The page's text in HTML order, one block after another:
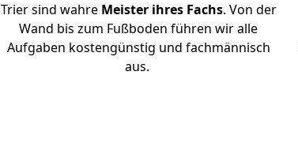
Trier sind wahre Meister ihres Fachs. Von der
Wand bis zum Fußboden führen wir alle
Aufgaben kostengünstig und fachmännisch
aus.